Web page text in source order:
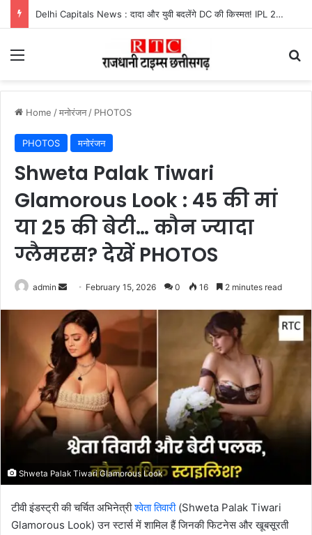
Jindal Adarsh Gramya Bharti : जिंदल आदर्श ग्राम्य भारती में वार्षिक उत्सव का शानदार आयोजन
Menu
Home /मनोरंजन / PHOTOS
PHOTOS मनोरंजन
Shweta Palak Tiwari
Glamorous Look : 45 की मां
या 25 की बेटी… कौन ज्यादा
ग्लैमरस? देखें PHOTOS
admin
Send
email
February 15, 2026 0 16 2 minutes read
Shweta Palak Tiwari Glamorous Look
टीवी इंडस्ट्री की चर्चित अभिनेत्रीश्वेता तिवारी(Shweta Palak Tiwari
Glamorous Look) उन स्टार्स में शामिल हैं जिनकी फिटनेस और खूबसूरती